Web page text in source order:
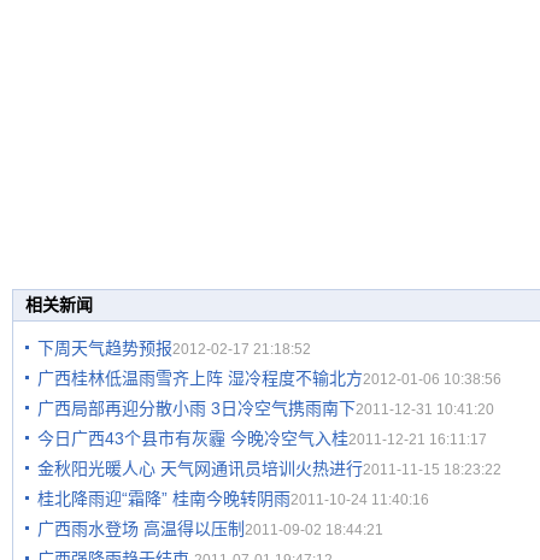
相关新闻
下周天气趋势预报2012-02-17 21:18:52
广西桂林低温雨雪齐上阵 湿冷程度不输北方2012-01-06 10:38:56
广西局部再迎分散小雨 3日冷空气携雨南下2011-12-31 10:41:20
今日广西43个县市有灰霾 今晚冷空气入桂2011-12-21 16:11:17
金秋阳光暖人心 天气网通讯员培训火热进行2011-11-15 18:23:22
桂北降雨迎“霜降” 桂南今晚转阴雨2011-10-24 11:40:16
广西雨水登场 高温得以压制 2011-09-02 18:44:21